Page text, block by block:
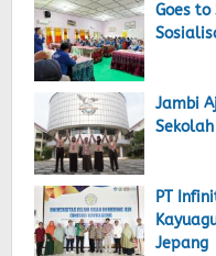
Goes to
Jambi
PT
Jepang